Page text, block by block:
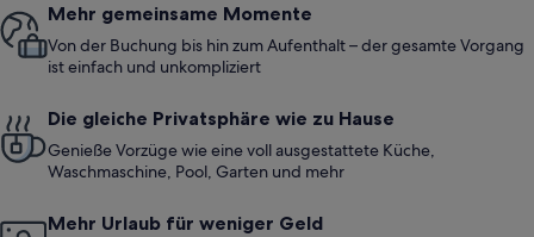
Mehr gemeinsame Momente
Von der Buchung bis hin zum Aufenthalt – der gesamte Vorgang
ist einfach und unkompliziert
Die gleiche Privatsphäre wie zu Hause
Genieße Vorzüge wie eine voll ausgestattete Küche,
Waschmaschine, Pool, Garten und mehr
Mehr Urlaub für weniger Geld